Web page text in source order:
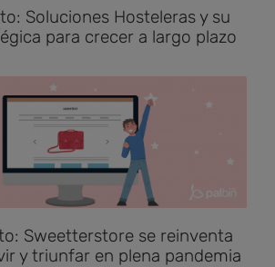
Soluciones Hosteleras y su
para crecer a largo plazo
Sweetterstore se reinventa
y triunfar en plena pandemia